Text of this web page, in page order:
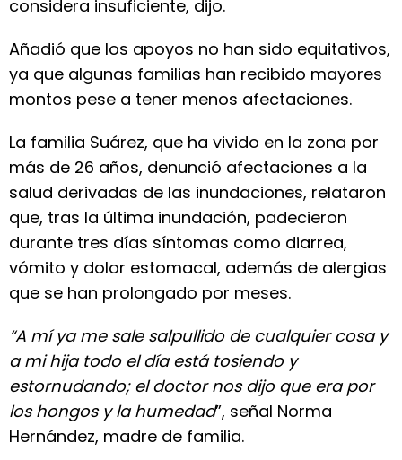
considera insuficiente, dijo.
Añadió que los apoyos no han sido equitativos,
ya que algunas familias han recibido mayores
montos pese a tener menos afectaciones.
La familia Suárez, que ha vivido en la zona por
más de 26 años, denunció afectaciones a la
salud derivadas de las inundaciones, relataron
que, tras la última inundación, padecieron
durante tres días síntomas como diarrea,
vómito y dolor estomacal, además de alergias
que se han prolongado por meses.
“A mí ya me sale salpullido de cualquier cosa y
a mi hija todo el día está tosiendo y
estornudando; el doctor nos dijo que era por
los hongos y la humedad”, señal Norma
Hernández, madre de familia.